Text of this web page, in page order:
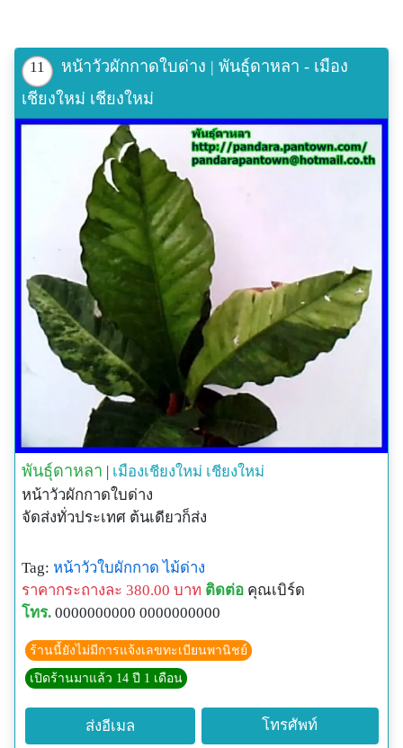
11
หน้าวัวผักกาดใบด่าง | พันธุ์ดาหลา - เมือง
เชียงใหม่ เชียงใหม่
พันธุ์ดาหลา | เมืองเชียงใหม่ เชียงใหม่
หน้าวัวผักกาดใบด่าง
จัดส่งทั่วประเทศ ต้นเดียวก็ส่ง
Tag: หน้าวัวใบผักกาด ไม้ด่าง
ราคากระถางละ 380.00 บาท ติดต่อ คุณเบิร์ด
โทร. 0000000000 0000000000
ร้านนี้ยังไม่มีการแจ้งเลขทะเบียนพานิชย์
เปิดร้านมาแล้ว 14 ปี 1 เดือน
ส่งอีเมล โทรศัพท์